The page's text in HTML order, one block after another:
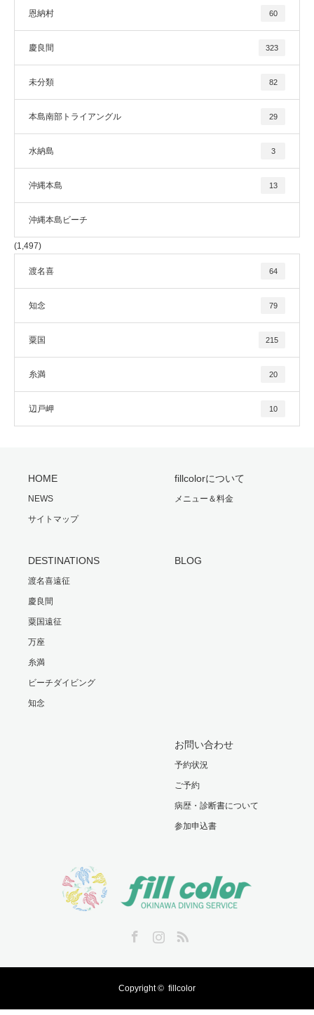
恩納村 60
慶良間 323
未分類 82
本島南部トライアングル 29
水納島 3
沖縄本島 13
沖縄本島ビーチ
(1,497)
渡名喜 64
知念 79
粟国 215
糸満 20
辺戸岬 10
HOME
NEWS
サイトマップ
fillcolorについて
メニュー＆料金
DESTINATIONS
渡名喜遠征
慶良間
粟国遠征
万座
糸満
ビーチダイビング
知念
BLOG
お問い合わせ
予約状況
ご予約
病歴・診断書について
参加申込書
Copyright © fillcolor